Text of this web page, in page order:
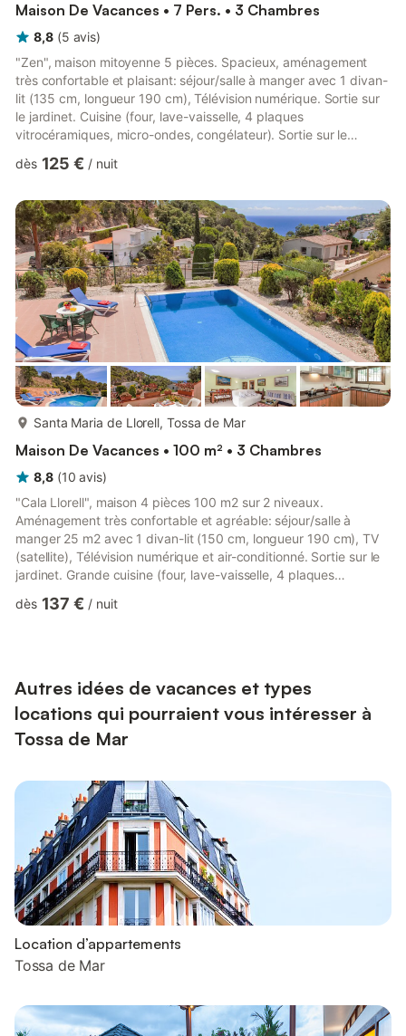
Maison De Vacances • 7 Pers. • 3 Chambres
8,8 (5 avis)
"Zen", maison mitoyenne 5 pièces. Spacieux, aménagement
très confortable et plaisant: séjour/salle à manger avec 1 divan-
lit (135 cm, longueur 190 cm), Télévision numérique. Sortie sur
le jardinet. Cuisine (four, lave-vaisselle, 4 plaques
vitrocéramiques, micro-ondes, congélateur). Sortie sur le
l'étage supérieur: 1 chambre double avec 1 grand-lit (150 cm,
balcon. 1 chambre double avec 1 grand-lit (135 cm, longueur
190 cm), ventilateur. 1 chambre double avec 2 lits (90...
dès 125 € / nuit
Santa Maria de Llorell, Tossa de Mar
Maison De Vacances • 100 m² • 3 Chambres
8,8 (10 avis)
"Cala Llorell", maison 4 pièces 100 m2 sur 2 niveaux.
Aménagement très confortable et agréable: séjour/salle à
manger 25 m2 avec 1 divan-lit (150 cm, longueur 190 cm), TV
(satellite), Télévision numérique et air-conditionné. Sortie sur le
jardinet. Grande cuisine (four, lave-vaisselle, 4 plaques
électrique). WC séparé. Pas de chauffage. À l'étage inférieur:
dès 137 € / nuit
Autres idées de vacances et types
locations qui pourraient vous intéresser à
Tossa de Mar
Location d’appartements
Tossa de Mar